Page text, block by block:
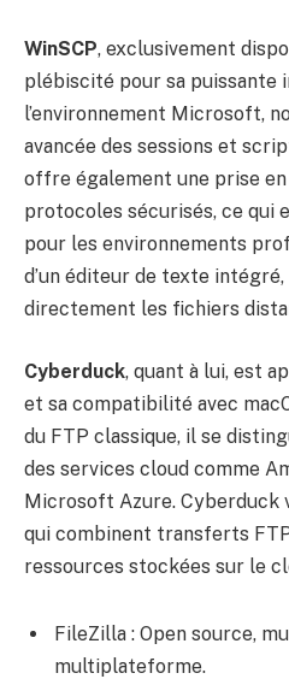
WinSCP, exclusivement
plébiscité pour sa puissante
l’environnement Microsoft,
avancée des sessions et
offre également une prise
protocoles sécurisés, ce qui
pour les environnements
d’un éditeur de texte
directement les fichiers
Cyberduck, quant à lui, est
et sa compatibilité avec
du FTP classique, il se
des services cloud comme
Microsoft Azure. Cyberduck
qui combinent transferts
ressources stockées sur le
FileZilla : Open source,
multiplateforme.